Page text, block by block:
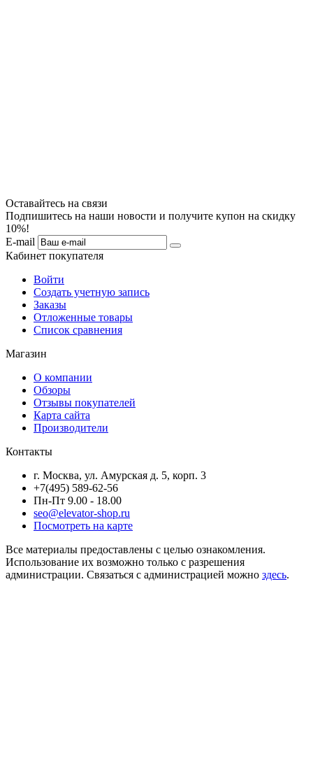
Оставайтесь на связи
Подпишитесь на наши новости и получите купон на скидку
10%!
E-mail
Кабинет покупателя
Войти
Создать учетную запись
Заказы
Отложенные товары
Список сравнения
Магазин
О компании
Обзоры
Отзывы покупателей
Карта сайта
Производители
Контакты
г. Москва, ул. Амурская д. 5, корп. 3
+7(495) 589-62-56
Пн-Пт 9.00 - 18.00
seo@elevator-shop.ru
Посмотреть на карте
Все материалы предоставлены с целью ознакомления.
Использование их возможно только с разрешения
администрации. Связаться с администрацией можно здесь.